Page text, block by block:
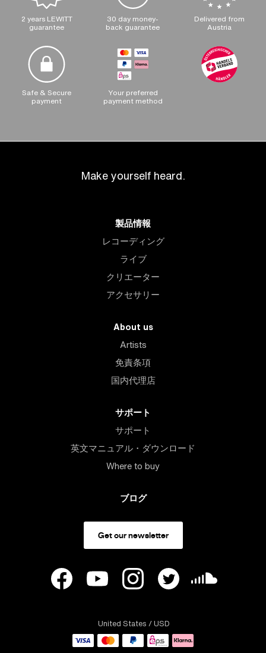
2 years LEWITT
guarantee
30 day money-
back guarantee
Delivered from
Austria
Safe & Secure
payment
Your preferred
payment method
Make yourself heard.
製品情報
レコーディング
ライブ
クリエーター
アクセサリー
About us
Artists
免責条項
国内代理店
サポート
サポート
英文マニュアル・ダウンロード
Where to buy
ブログ
Get our newsletter
United States / USD